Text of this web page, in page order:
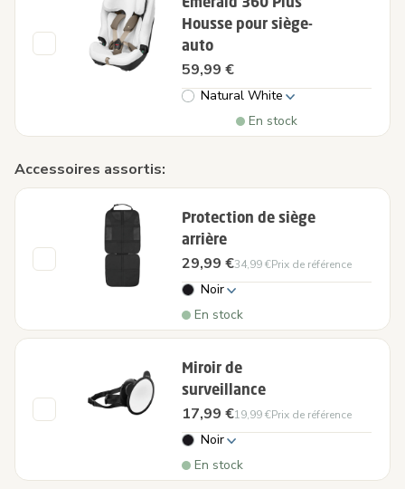
Housse pour siège-
auto
59,99 €
Natural White
En stock
Accessoires assortis:
Protection de siège
arrière
29,99 €34,99 €Prix de référence
Noir
En stock
Miroir de
surveillance
17,99 €19,99 €Prix de référence
Noir
En stock